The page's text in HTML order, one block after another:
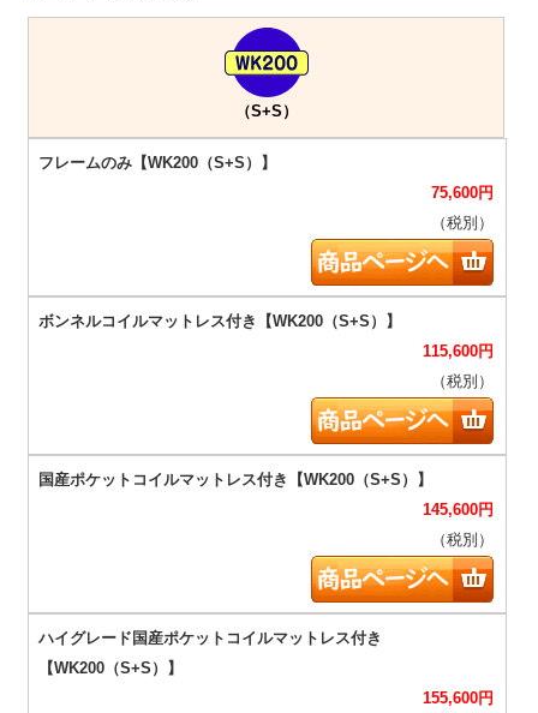
（S+S）
75,600円
（税別）
115,600円
（税別）
145,600円
（税別）
155,600円